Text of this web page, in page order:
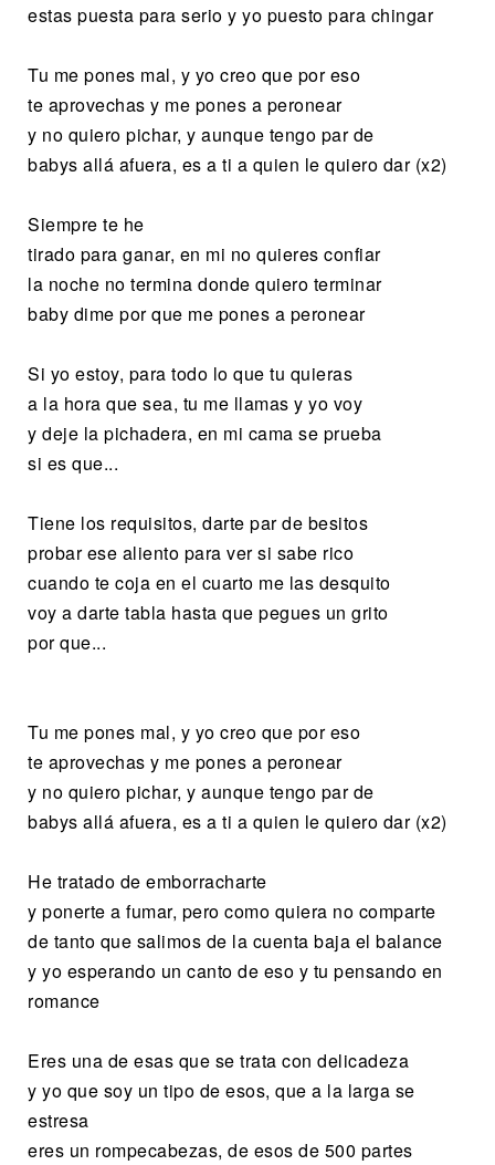
estas puesta para serio y yo puesto para chingar
Tu me pones mal, y yo creo que por eso
te aprovechas y me pones a peronear
y no quiero pichar, y aunque tengo par de
babys allá afuera, es a ti a quien le quiero dar (x2)
Siempre te he
tirado para ganar, en mi no quieres confiar
la noche no termina donde quiero terminar
baby dime por que me pones a peronear
Si yo estoy, para todo lo que tu quieras
a la hora que sea, tu me llamas y yo voy
y deje la pichadera, en mi cama se prueba
si es que...
Tiene los requisitos, darte par de besitos
probar ese aliento para ver si sabe rico
cuando te coja en el cuarto me las desquito
voy a darte tabla hasta que pegues un grito
por que...
Tu me pones mal, y yo creo que por eso
te aprovechas y me pones a peronear
y no quiero pichar, y aunque tengo par de
babys allá afuera, es a ti a quien le quiero dar (x2)
He tratado de emborracharte
y ponerte a fumar, pero como quiera no comparte
de tanto que salimos de la cuenta baja el balance
y yo esperando un canto de eso y tu pensando en
romance
Eres una de esas que se trata con delicadeza
y yo que soy un tipo de esos, que a la larga se
estresa
eres un rompecabezas, de esos de 500 partes